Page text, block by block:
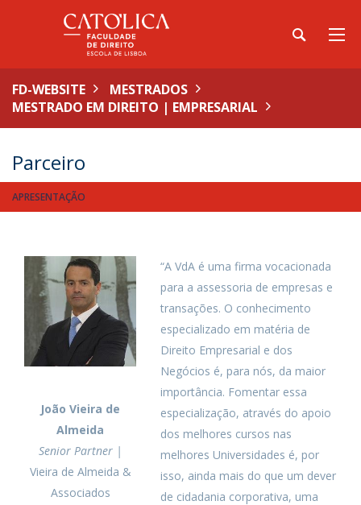
FD-WEBSITE
MESTRADOS
MESTRADO EM DIREITO | EMPRESARIAL
Parceiro
APRESENTAÇÃO
João Vieira de
Almeida
Senior Partner |
Vieira de Almeida &
Associados
“A VdA é uma firma vocacionada
para a assessoria de empresas e
transações. O conhecimento
especializado em matéria de
Direito Empresarial e dos
Negócios é, para nós, da maior
importância. Fomentar essa
especialização, através do apoio
dos melhores cursos nas
melhores Universidades é, por
isso, ainda mais do que um dever
de cidadania corporativa, uma